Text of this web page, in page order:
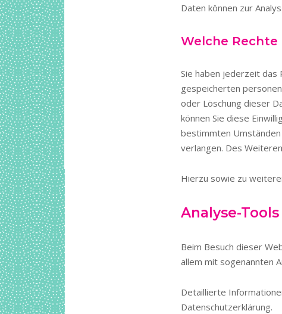
Daten können zur
Welche Rechte
Sie haben jederzeit das
gespeicherten
oder Löschung dieser
können Sie diese
bestimmten
verlangen. Des
Hierzu sowie zu
Analyse-
Beim Besuch dieser
allem mit sogenannten
Detaillierte
Datenschutzerklärung.